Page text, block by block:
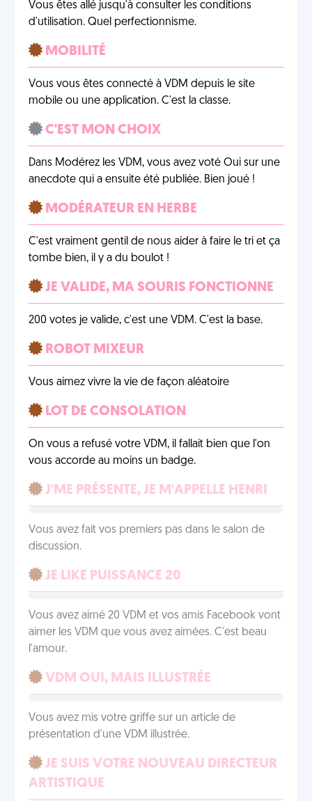
Vous êtes allé jusqu'à consulter les conditions
d'utilisation. Quel perfectionnisme.
MOBILITÉ
Vous vous êtes connecté à VDM depuis le site
mobile ou une application. C'est la classe.
C'EST MON CHOIX
Dans Modérez les VDM, vous avez voté Oui sur une
anecdote qui a ensuite été publiée. Bien joué !
MODÉRATEUR EN HERBE
C'est vraiment gentil de nous aider à faire le tri et ça
tombe bien, il y a du boulot !
JE VALIDE, MA SOURIS FONCTIONNE
200 votes je valide, c'est une VDM. C'est la base.
ROBOT MIXEUR
Vous aimez vivre la vie de façon aléatoire
LOT DE CONSOLATION
On vous a refusé votre VDM, il fallait bien que l'on
vous accorde au moins un badge.
J'ME PRÉSENTE, JE M'APPELLE HENRI
Vous avez fait vos premiers pas dans le salon de
discussion.
JE LIKE PUISSANCE 20
Vous avez aimé 20 VDM et vos amis Facebook vont
aimer les VDM que vous avez aimées. C'est beau
l'amour.
VDM OUI, MAIS ILLUSTRÉE
Vous avez mis votre griffe sur un article de
présentation d'une VDM illustrée.
JE SUIS VOTRE NOUVEAU DIRECTEUR
ARTISTIQUE